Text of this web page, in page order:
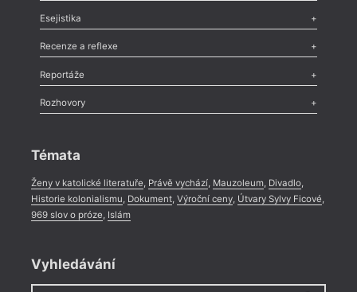
Odlesk
Nekrolog,Glosa,Sloupek,Pozvánka,Literární soutěž,
Esejistika
Esej ,Pádlo,Úvaha
Recenze a reflexe
Recenze
Méně slov o próze,Celá rubrika
Reportáže
Literární zítřky
Celá rubrika
Rozhovory
Témata
Ženy v katolické literatuře, Právě vychází, Mauzoleum, Divadlo,
Historie kolonialismu, Dokument, Výroční ceny, Útvary Sylvy Ficové,
969 slov o próze, Islám
Vyhledávání